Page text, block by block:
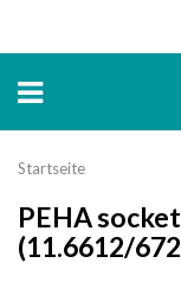
Startseite
PEHA
(11.6612/